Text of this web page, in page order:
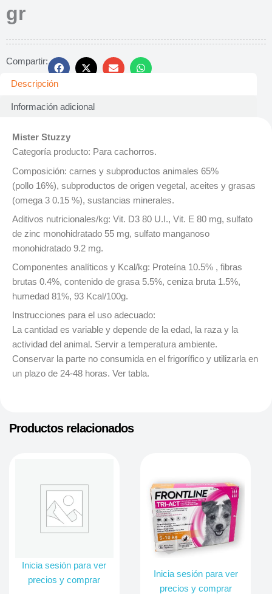
gr
Compartir:
Descripción
Información adicional
Mister Stuzzy
Categoría producto: Para cachorros.
Composición: carnes y subproductos animales 65%
(pollo 16%), subproductos de origen vegetal, aceites y grasas
(omega 3 0.15 %), sustancias minerales.
Aditivos nutricionales/kg: Vit. D3 80 U.I., Vit. E 80 mg, sulfato
de zinc monohidratado 55 mg, sulfato manganoso
monohidratado 9.2 mg.
Componentes analíticos y Kcal/kg: Proteína 10.5% , fibras
brutas 0.4%, contenido de grasa 5.5%, ceniza bruta 1.5%,
humedad 81%, 93 Kcal/100g.
Instrucciones para el uso adecuado:
La cantidad es variable y depende de la edad, la raza y la
actividad del animal. Servir a temperatura ambiente.
Conservar la parte no consumida en el frigorífico y utilizarla en
un plazo de 24-48 horas. Ver tabla.
Productos relacionados
Inicia sesión para ver
precios y comprar
Inicia sesión para ver
precios y comprar